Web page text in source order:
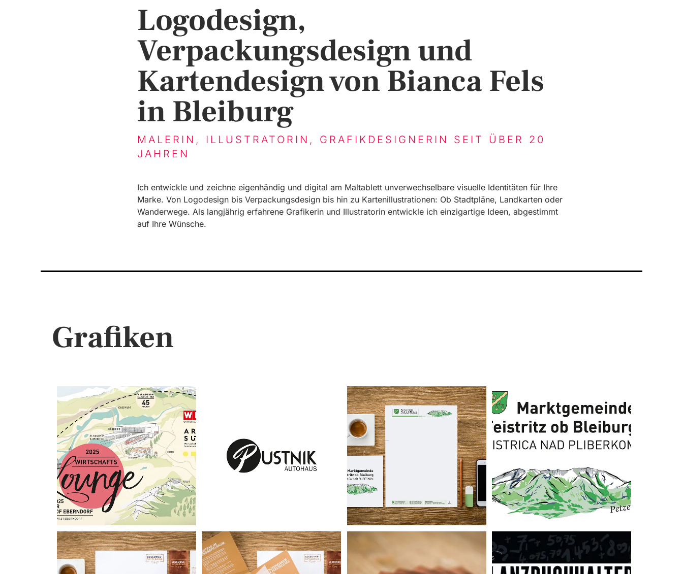
Logodesign,
Verpackungsdesign und
Kartendesign von Bianca Fels
in Bleiburg
MALERIN, ILLUSTRATORIN, GRAFIKDESIGNERIN SEIT ÜBER 20
JAHREN
Ich entwickle und zeichne eigenhändig und digital am Maltablett unverwechselbare visuelle Identitäten für Ihre
Marke. Von Logodesign bis Verpackungsdesign bis hin zu Kartenillustrationen: Ob Stadtpläne, Landkarten oder
Wanderwege. Als langjährig erfahrene Grafikerin und Illustratorin entwickle ich einzigartige Ideen, abgestimmt
auf Ihre Wünsche.
Grafiken